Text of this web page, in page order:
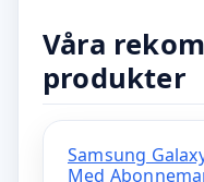
Våra
produkter
Samsung
Med